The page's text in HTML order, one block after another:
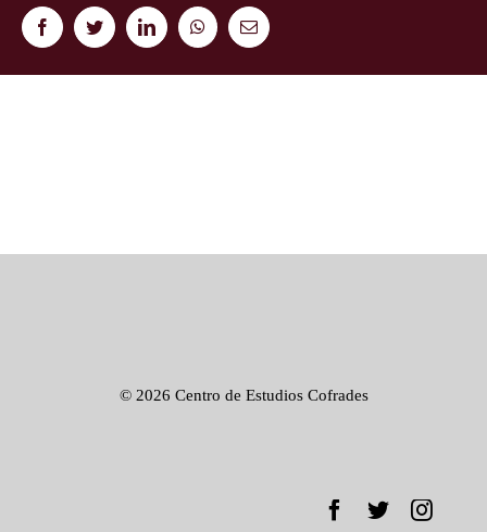
FacebookTwitterLinkedInWhatsAppCorreo
electrónico
© 2026 Centro de Estudios Cofrades